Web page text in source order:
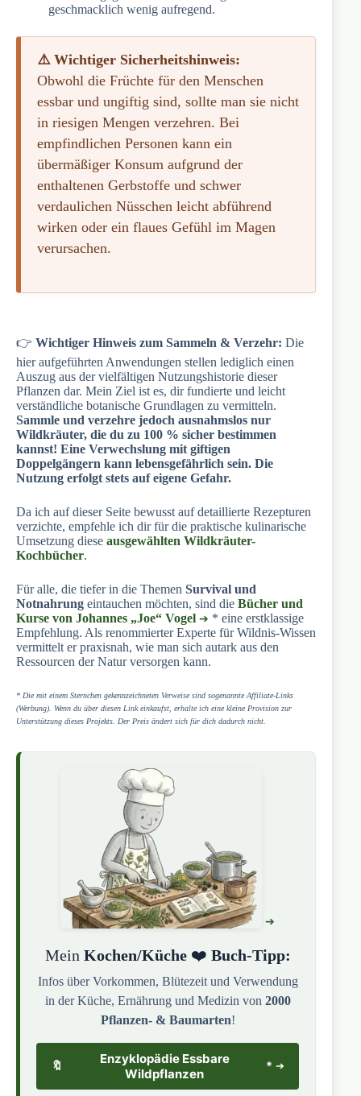
geschmacklich wenig aufregend.
⚠️ Wichtiger Sicherheitshinweis:
Obwohl die Früchte für den Menschen
essbar und ungiftig sind, sollte man sie nicht
in riesigen Mengen verzehren. Bei
empfindlichen Personen kann ein
übermäßiger Konsum aufgrund der
enthaltenen Gerbstoffe und schwer
verdaulichen Nüsschen leicht abführend
wirken oder ein flaues Gefühl im Magen
verursachen.
👉 Wichtiger Hinweis zum Sammeln & Verzehr: Die
hier aufgeführten Anwendungen stellen lediglich einen
Auszug aus der vielfältigen Nutzungshistorie dieser
Pflanzen dar. Mein Ziel ist es, dir fundierte und leicht
verständliche botanische Grundlagen zu vermitteln.
Sammle und verzehre jedoch ausnahmslos nur
Wildkräuter, die du zu 100 % sicher bestimmen
kannst! Eine Verwechslung mit giftigen
Doppelgängern kann lebensgefährlich sein. Die
Nutzung erfolgt stets auf eigene Gefahr.
Da ich auf dieser Seite bewusst auf detaillierte Rezepturen
verzichte, empfehle ich dir für die praktische kulinarische
Umsetzung diese ausgewählten Wildkräuter-
Kochbücher.
Für alle, die tiefer in die Themen Survival und
Notnahrung eintauchen möchten, sind die Bücher und
Kurse von Johannes „Joe“ Vogel
* eine erstklassige
Empfehlung. Als renommierter Experte für Wildnis-Wissen
vermittelt er praxisnah, wie man sich autark aus den
Ressourcen der Natur versorgen kann.
* Die mit einem Sternchen gekennzeichneten Verweise sind sogenannte Affiliate-Links
(Werbung). Wenn du über diesen Link einkaufst, erhalte ich eine kleine Provision zur
Unterstützung dieses Projekts. Der Preis ändert sich für dich dadurch nicht.
Mein Kochen/Küche❤️ Buch-Tipp:
Infos über Vorkommen, Blütezeit und Verwendung
in der Küche, Ernährung und Medizin von 2000
Pflanzen- & Baumarten!
🔖
Enzyklopädie Essbare
Wildpflanzen
*